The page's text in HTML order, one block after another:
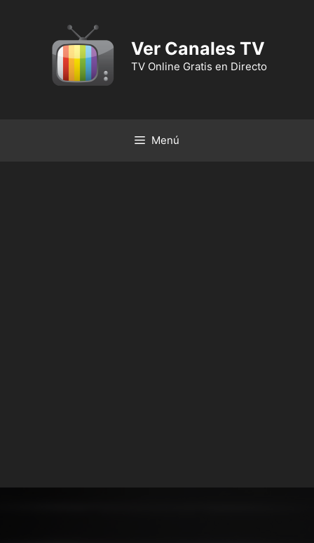
Ver Canales TV
TV Online Gratis en Directo
Menú